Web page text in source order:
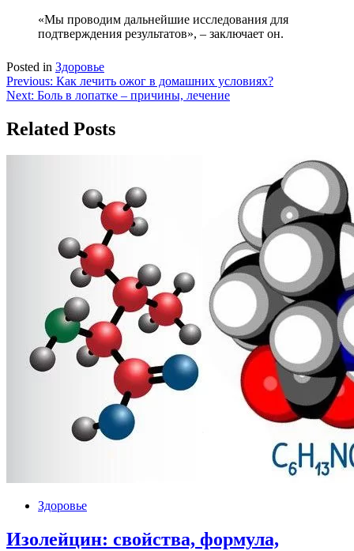
«Мы проводим дальнейшие исследования для
подтверждения результатов», – заключает он.
Posted in Здоровье
Навигация
по
записям
Previous: Как лечить ожог в домашних условиях?
Next: Боль в лопатке – причины, лечение
Related Posts
Здоровье
Изолейцин: свойства, формула,